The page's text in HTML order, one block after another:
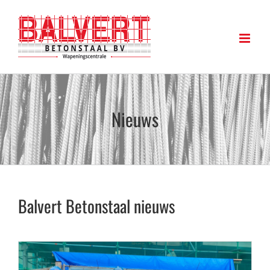
inhoud
Nieuws
Balvert Betonstaal nieuws